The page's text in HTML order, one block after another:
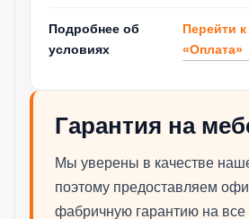
Подробнее об
условиях
Перейти
«Оплата»
Гарантия на
Мы уверены в качестве
поэтому предоставляем
фабричную гарантию на